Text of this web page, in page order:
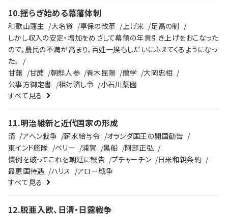
10.揺らぎ始める幕藩体制
和歌山藩主 大名貸 享保の改革 上げ米
足高の制
しかし収入の安定・増加をめざして幕領の年貢引き上げをおこなった
ので，農民の不満が高まり，百姓一揆もしだいにふえてくるようになっ
た。
甘藷
甘蔗 朝鮮人参 青木昆陽 蘭学
大岡忠相
公事方御定書
相対済し令
小石川薬園
すべて見る
11.明治維新と近代国家の形成
清 アヘン戦争 薪水給与令
オランダ国王の開国勧告
東インド艦隊
ペリー 浦賀 黒船
阿部正弘
慣例を破ってこれを朝廷に報告
プチャーチン
日米和親条約
最恵国待遇
ハリス
アロー戦争
すべて見る
12.脱亜入欧、日清・日露戦争